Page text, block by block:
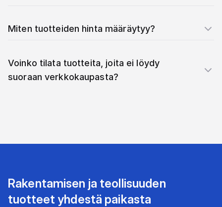
Miten tuotteiden hinta määräytyy?
Voinko tilata tuotteita, joita ei löydy
suoraan verkkokaupasta?
Rakentamisen ja teollisuuden
tuotteet yhdestä paikasta